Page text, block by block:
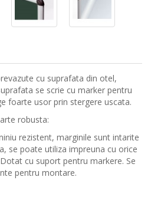
cu suprafata din otel,
se scrie cu marker pentru
foarte usor prin stergere uscata.
robusta:
rezistent, marginile sunt intarite
se poate utiliza impreuna cu orice
cu suport pentru markere. Se
pentru montare.